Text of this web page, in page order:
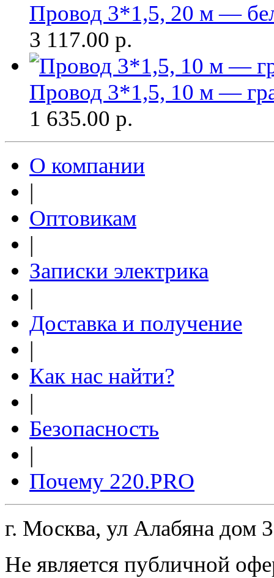
Провод 3*1,5, 20 м —
3 117.00 р.
Провод 3*1,5, 10 м —
1 635.00 р.
О компании
|
Оптовикам
|
Записки электрика
|
Доставка и получение
|
Как нас найти?
|
Безопасность
|
Почему 220.PRO
г. Москва, ул Алабяна дом
Не является публичной